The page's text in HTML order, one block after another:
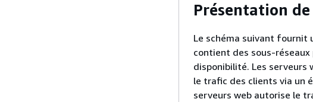
Présentation de
Le schéma suivant fournit
contient des sous-réseaux
disponibilité. Les serveurs
le trafic des clients via un
serveurs web autorise le